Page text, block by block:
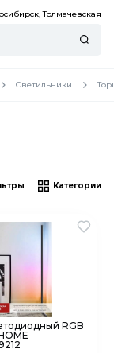
Толмачевская
Светильники
Категории
RGB